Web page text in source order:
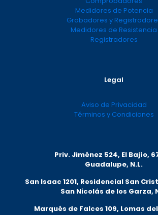
Medidores de Potencia
Grabadores y
Medidores de Resistencia
Registradores
Legal
Aviso de Privacidad
Términos y Condiciones
Priv. Jiménez 524, El Bajío,
Guadalupe, N.L.
San Isaac 1201, Residencial San
San Nicolás de los Garza,
Marqués de Falces 109, Lomas